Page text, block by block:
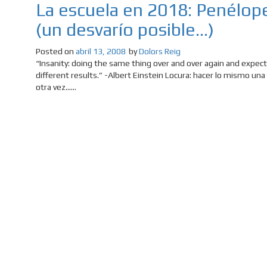
La escuela en 2018:
(un desvarío posible…)
Posted on abril 13, 2008 byDolors Reig
“Insanity: doing the same thing over and over again and
different results.” -Albert Einstein Locura: hacer lo mismo una
otra vez......